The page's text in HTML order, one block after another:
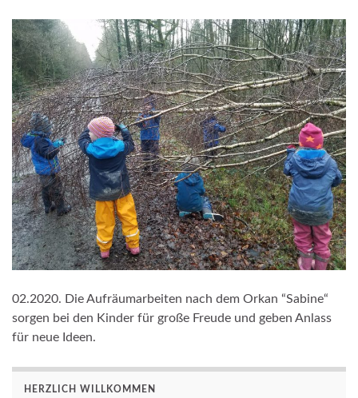
02.2020. Die Aufräumarbeiten nach dem Orkan “Sabine“
sorgen bei den Kinder für große Freude und geben Anlass
für neue Ideen.
HERZLICH WILLKOMMEN